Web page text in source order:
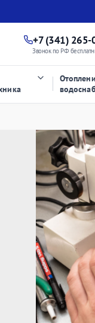
+7 (341) 265-
Звонок по РФ